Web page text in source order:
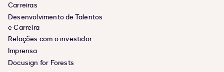
Carreiras
Desenvolvimento de Talentos
e Carreira
Relações com o investidor
Imprensa
Docusign for Forests